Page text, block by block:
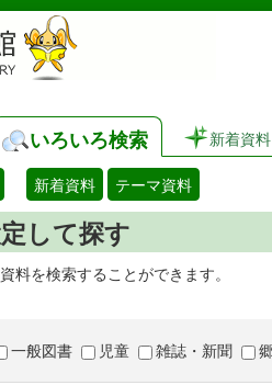
いろいろ検索 新着資料
新着資料 テーマ資料
して探す
料を検索することができます。
一般図書 児童 雑誌・新聞